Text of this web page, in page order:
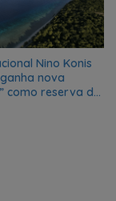
Nino Konis
nova
como reserva da